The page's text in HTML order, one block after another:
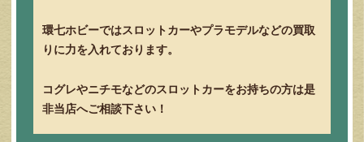
環七ホビーではスロットカーやプラモデルなどの買取
りに力を入れております。
コグレやニチモなどのスロットカーをお持ちの方は是
非当店へご相談下さい！